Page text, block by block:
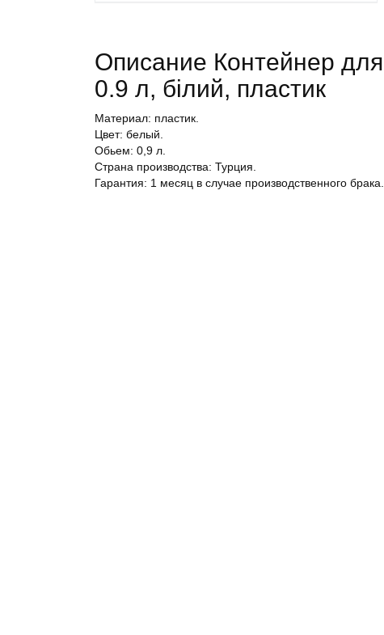
Описание Контейнер
0.9 л, білий, пластик
Материал: пластик.
Цвет: белый.
Обьем: 0,9 л.
Страна производства: Турция.
Гарантия: 1 месяц в случае производственного брака.